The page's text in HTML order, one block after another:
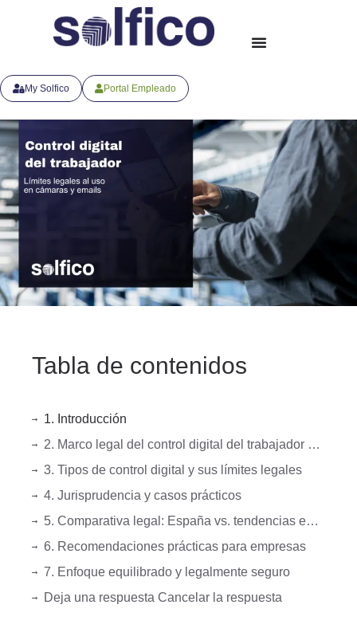
My Solfico Portal Empleado
Tabla de contenidos
1. Introducción
2. Marco legal del control digital del trabajador en España y Europa
3. Tipos de control digital y sus límites legales
4. Jurisprudencia y casos prácticos
5. Comparativa legal: España vs. tendencias europeas – análisis técnico
6. Recomendaciones prácticas para empresas
7. Enfoque equilibrado y legalmente seguro
Deja una respuesta Cancelar la respuesta